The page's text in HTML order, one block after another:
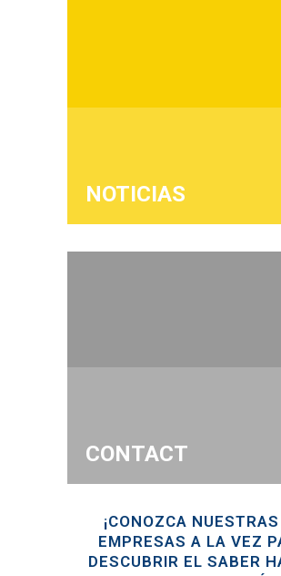
NOTICIAS
CONTACT
¡CONOZCA
EMPRESAS A LA VEZ
DESCUBRIR EL SABER